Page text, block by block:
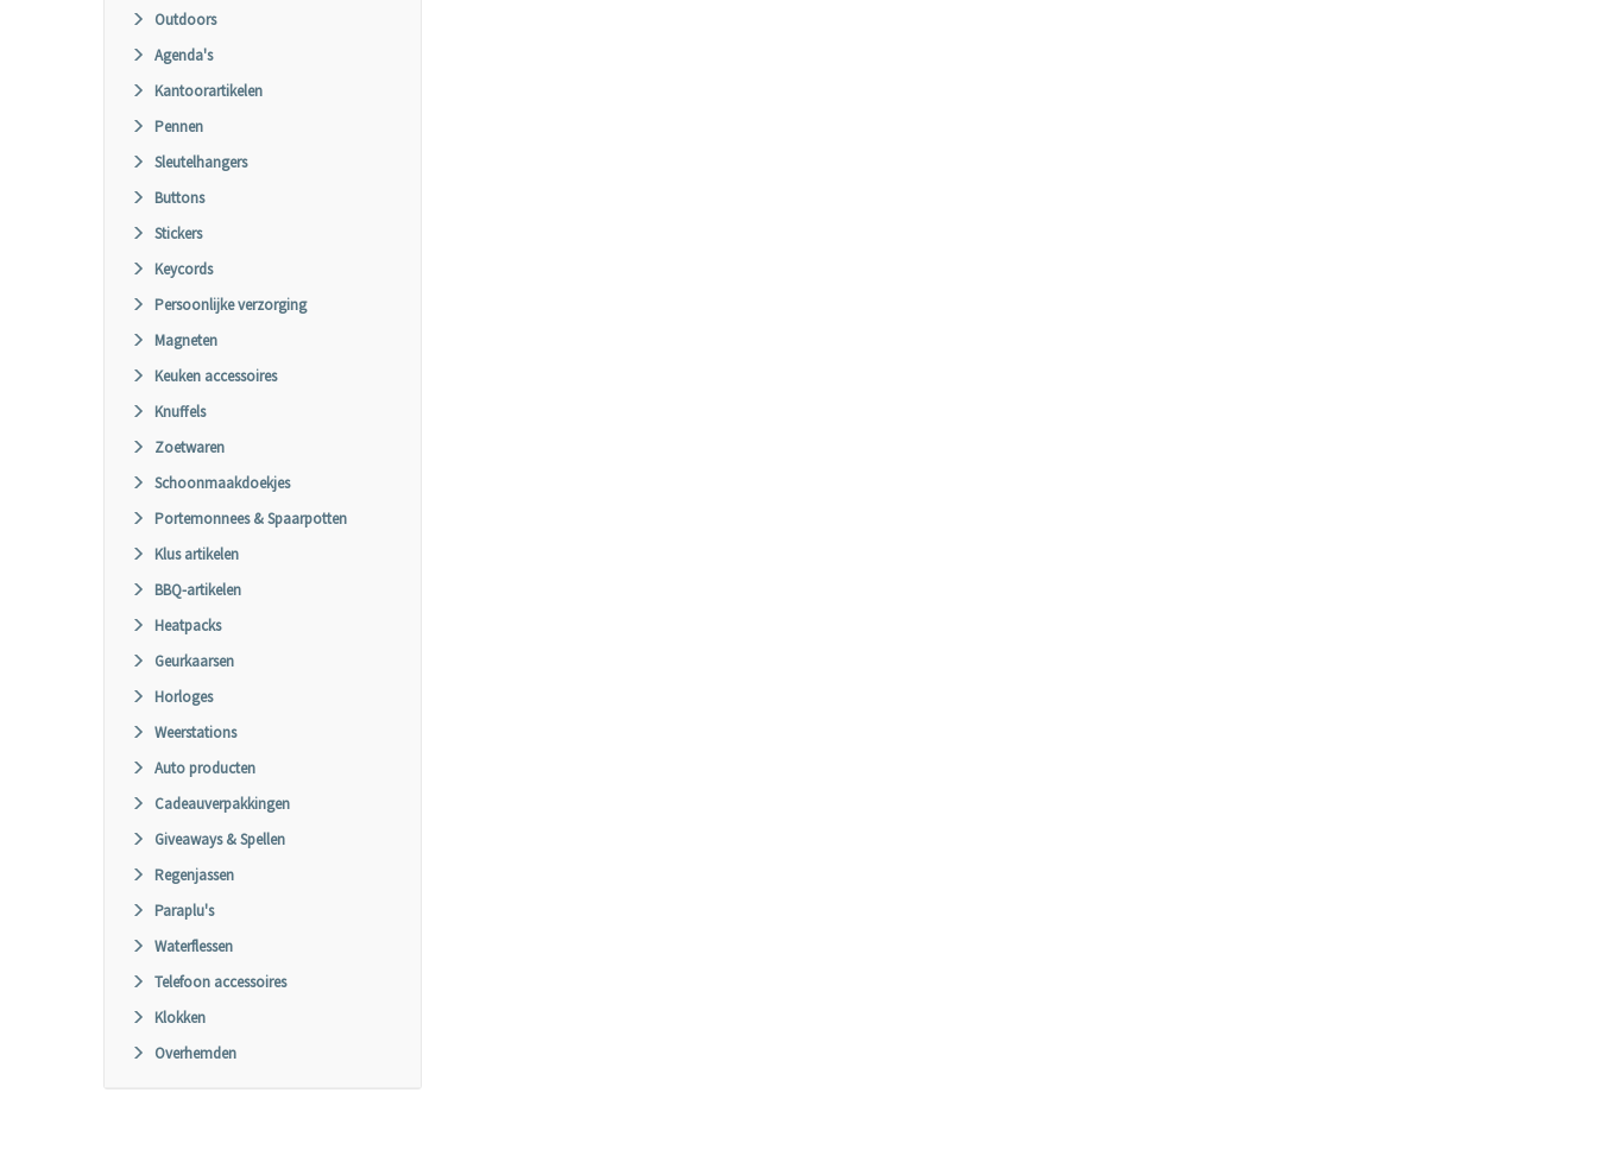
Outdoors
Agenda's
Kantoorartikelen
Pennen
Sleutelhangers
Buttons
Stickers
Keycords
Persoonlijke verzorging
Magneten
Keuken accessoires
Knuffels
Zoetwaren
Schoonmaakdoekjes
Portemonnees & Spaarpotten
Klus artikelen
BBQ-artikelen
Heatpacks
Geurkaarsen
Horloges
Weerstations
Auto producten
Cadeauverpakkingen
Giveaways & Spellen
Regenjassen
Paraplu's
Waterflessen
Telefoon accessoires
Klokken
Overhemden